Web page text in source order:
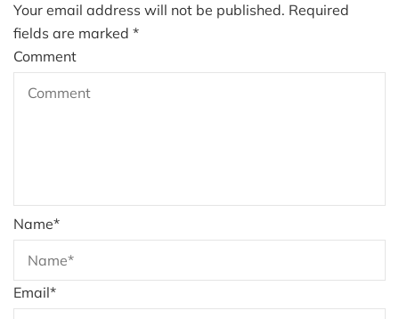
Your email address will not be published. Required
fields are marked *
Comment
Name*
Email*